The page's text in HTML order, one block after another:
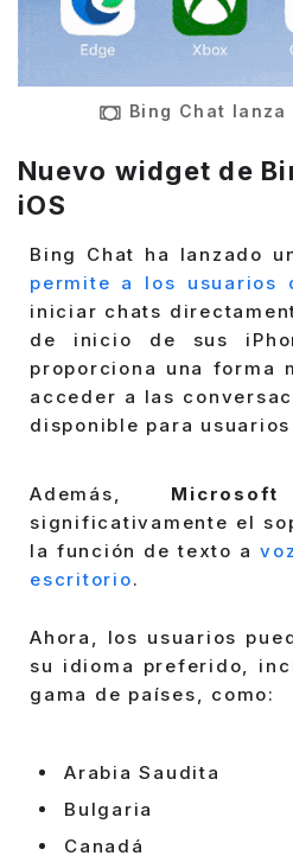
Bing Chat lanza
Nuevo widget de
iOS
Bing Chat ha lanzado
permite a los usuarios
iniciar chats
de inicio de sus
proporciona una forma
acceder a las
disponible para
Además,
significativamente el
la función de texto a
escritorio.
Ahora, los usuarios
su idioma preferido,
gama de países, como:
Arabia Saudita
Bulgaria
Canadá